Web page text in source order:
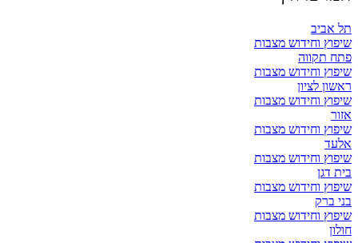
תל אביב
שיפוץ וחידוש מצבות
פתח תקווה
שיפוץ וחידוש מצבות
ראשון לציון
שיפוץ וחידוש מצבות
אזור
שיפוץ וחידוש מצבות
אלעד
שיפוץ וחידוש מצבות
בית דגן
שיפוץ וחידוש מצבות
בני ברק
שיפוץ וחידוש מצבות
חולון